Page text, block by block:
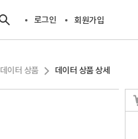
로그인 회원가입
데이터 상품 데이터 상품 상세